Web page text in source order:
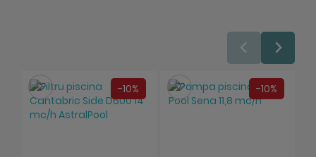
-10%
Salveaza -10%
Salveaza